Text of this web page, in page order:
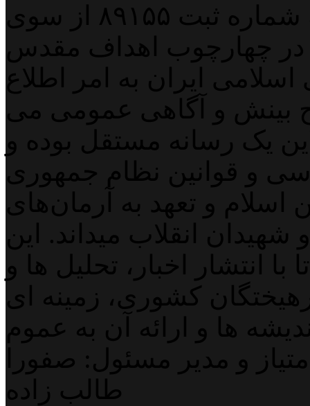
پایگاه خبری خبربین آنلاین به شماره ثبت ۸۹۱۵۵ از سوی
در چهارچوب اهداف مقدس
ایران به امر اطلاع
بینش و آگاهی عمومی می
یک رسانه مستقل بوده و
و قوانین نظام جمهوری
و تعهد به آرمان‌های
انقلاب میداند. این
انتشار اخبار، تحلیل ها و
کشوری، زمینه ای
ها و ارائه آن به عموم
و مدیر مسئول: صفورا
طالب زاده